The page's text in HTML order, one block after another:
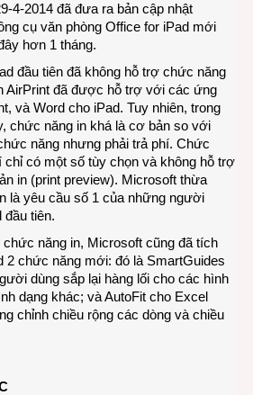
mới
ấn
4-2014 đã đưa ra bản cập nhật
cụ văn phòng Office for iPad mới
hơn 1 tháng.
đầu tiên đã không hỗ trợ chức năng
AirPrint đã được hỗ trợ với các ứng
và Word cho iPad. Tuy nhiên, trong
chức năng in khá là cơ bản so với
năng nhưng phải trả phí. Chức
chỉ có một số tùy chọn và không hỗ trợ
in (print preview). Microsoft thừa
là yêu cầu số 1 của những người
đầu tiên.
năng in, Microsoft cũng đã tích
2 chức năng mới: đó là SmartGuides
dùng sắp lại hàng lối cho các hình
dạng khác; và AutoFit cho Excel
chỉnh chiều rộng các dòng và chiều